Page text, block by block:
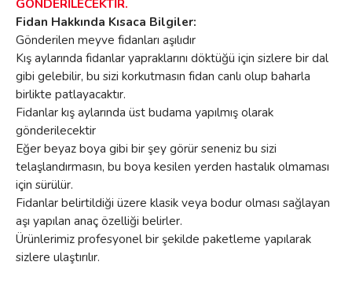
GÖNDERİLECEKTİR.
Fidan Hakkında Kısaca Bilgiler:
Gönderilen meyve fidanları aşılıdır
Kış aylarında fidanlar yapraklarını döktüğü için sizlere bir dal
gibi gelebilir, bu sizi korkutmasın fidan canlı olup baharla
birlikte patlayacaktır.
Fidanlar kış aylarında üst budama yapılmış olarak
gönderilecektir
Eğer beyaz boya gibi bir şey görür seneniz bu sizi
telaşlandırmasın, bu boya kesilen yerden hastalık olmaması
için sürülür.
Fidanlar belirtildiği üzere klasik veya bodur olması sağlayan
aşı yapılan anaç özelliği belirler.
Ürünlerimiz profesyonel bir şekilde paketleme yapılarak
sizlere ulaştırılır.